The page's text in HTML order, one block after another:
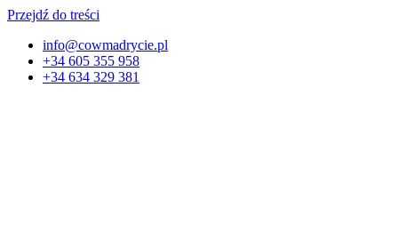
Przejdź do treści
info@cowmadrycie.pl
+34 605 355 958
+34 634 329 381​